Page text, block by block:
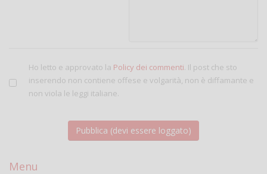
Ho letto e approvato la Policy dei commenti. Il post che sto
inserendo non contiene offese e volgarità, non è diffamante e
non viola le leggi italiane.
Menu